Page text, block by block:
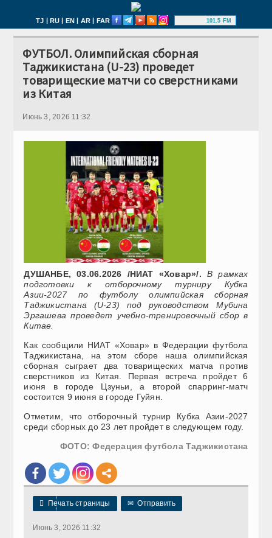
TJ | RU | EN | AR | FAR 101.5 FM
ФУТБОЛ. Олимпийская сборная
Таджикистана (U-23) проведет
товарищеские матчи со сверстниками
из Китая
Июнь 3, 2026 11:32
ДУШАНБЕ, 03.06.2026 /НИАТ «Ховар»/. В рамках
подготовки к отборочному турниру Кубка
Азии-2027 по футболу олимпийская сборная
Таджикистана (U-23) под руководством Мубина
Эргашева проведет учебно-тренировочный сбор в
Китае.
Как сообщили НИАТ «Ховар» в Федерации футбола
Таджикистана, на этом сборе наша олимпийская
сборная сыграет два товарищеских матча против
сверстников из Китая. Первая встреча пройдет 6
июня в городе Цзуньи, а второй спарринг-матч
состоится 9 июня в городе Гуйян.
Отметим, что отборочный турнир Кубка Азии-2027
среди сборных до 23 лет пройдет в следующем году.
ФОТО: Федерация футбола Таджикистана
 Печать страницы ✉ Отправить
Июнь 3, 2026 11:32